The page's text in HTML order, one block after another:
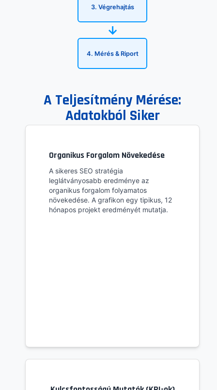
3. Végrehajtás
→
4. Mérés & Riport
A Teljesítmény Mérése:
Adatokból Siker
Organikus Forgalom Növekedése
A sikeres SEO stratégia
leglátványosabb eredménye az
organikus forgalom folyamatos
növekedése. A grafikon egy tipikus, 12
hónapos projekt eredményét mutatja.